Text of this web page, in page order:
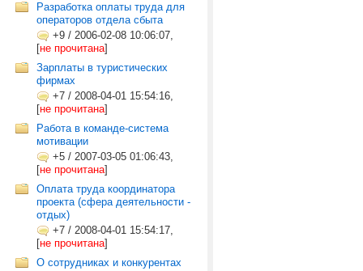
Разработка оплаты труда для
операторов отдела сбыта
+9 / 2006-02-08 10:06:07,
[не прочитана]
Зарплаты в туристических
фирмах
+7 / 2008-04-01 15:54:16,
[не прочитана]
Работа в команде-система
мотивации
+5 / 2007-03-05 01:06:43,
[не прочитана]
Оплата труда координатора
проекта (сфера деятельности -
отдых)
+7 / 2008-04-01 15:54:17,
[не прочитана]
О сотрудниках и конкурентах